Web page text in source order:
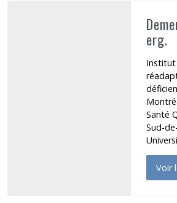
erg.
Institut
Santé
Sud-
Voir
de